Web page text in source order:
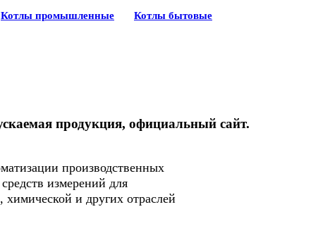
Котлы промышленные
Котлы бытовые
продукция, официальный сайт.
производственных
измерений для
и других отраслей